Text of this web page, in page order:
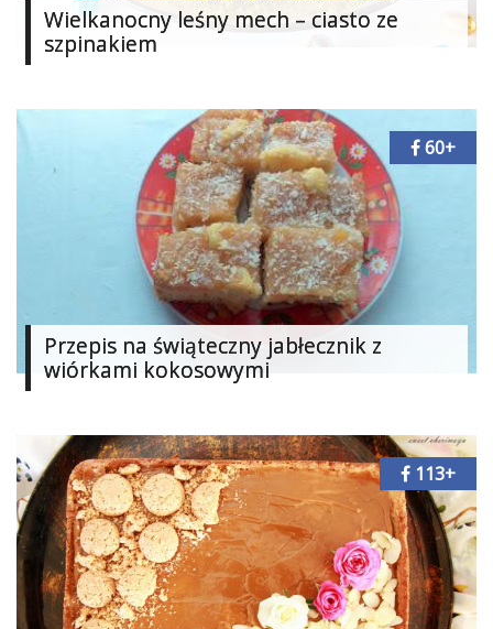
Zakupy
Porady
Strefa
Studniówka
Dodaj
«
Dodaj
Dodaj
galerię
Dodaj
artykuł
Najlepsze
Wielkanocny leśny mech – ciasto ze
szpinakiem
Przepis na świąteczny jabłecznik z
wiórkami kokosowymi
60+
113+